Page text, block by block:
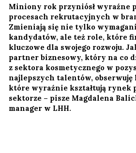
Miniony rok przyniósł wyraźne
procesach rekrutacyjnych w
Zmieniają się nie tylko
kandydatów, ale też role, które
kluczowe dla swojego rozwoju.
partner biznesowy, który na co
z sektora kosmetycznego w
najlepszych talentów,
które wyraźnie kształtują rynek
sektorze – pisze Magdalena
manager w LHH.